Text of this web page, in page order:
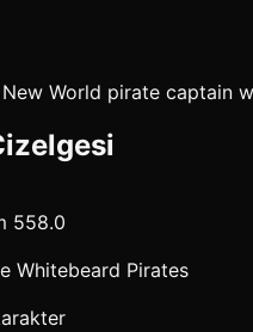
World pirate captain
558.0
Whitebeard Pirates